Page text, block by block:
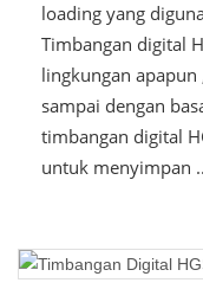
loading yang
Timbangan digital
lingkungan
sampai dengan
timbangan digital
untuk menyimpan